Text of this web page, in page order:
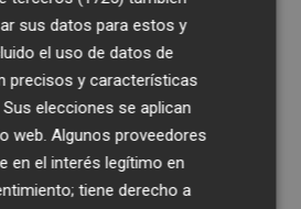
sus datos para estos y
el uso de datos de
precisos y características
elecciones se aplican
web. Algunos proveedores
en el interés legítimo en
tiene derecho a